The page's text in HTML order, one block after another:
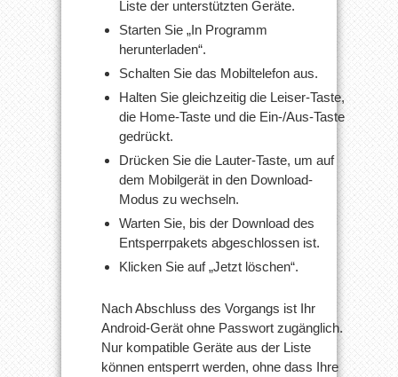
Liste der unterstützten Geräte.
Starten Sie „In Programm
herunterladen“.
Schalten Sie das Mobiltelefon aus.
Halten Sie gleichzeitig die Leiser-Taste,
die Home-Taste und die Ein-/Aus-Taste
gedrückt.
Drücken Sie die Lauter-Taste, um auf
dem Mobilgerät in den Download-
Modus zu wechseln.
Warten Sie, bis der Download des
Entsperrpakets abgeschlossen ist.
Klicken Sie auf „Jetzt löschen“.
Nach Abschluss des Vorgangs ist Ihr
Android-Gerät ohne Passwort zugänglich.
Nur kompatible Geräte aus der Liste
können entsperrt werden, ohne dass Ihre